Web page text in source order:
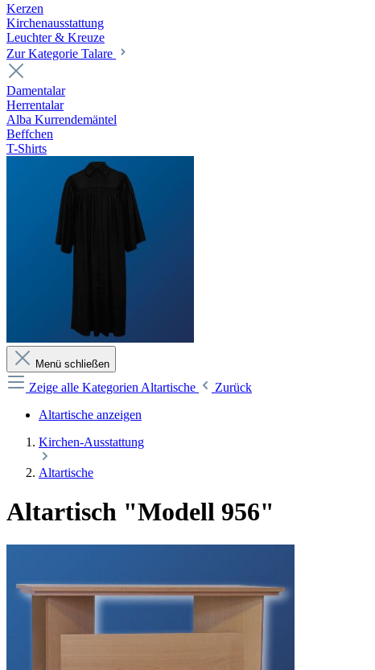
Kerzen
Kirchenausstattung
Leuchter & Kreuze
Zur Kategorie Talare
Damentalar
Herrentalar
Alba Kurrendemäntel
Beffchen
T-Shirts
Menü schließen
Zeige alle Kategorien Altartische
Zurück
Altartische anzeigen
Kirchen-Ausstattung
Altartische
Altartisch "Modell 956"